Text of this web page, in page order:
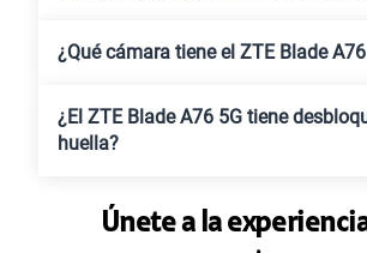
¿Qué cámara tiene el ZTE Blade
¿El ZTE Blade A76 5G tiene
huella?
Únete a la